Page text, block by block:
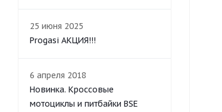
25 июня 2025
Progasi АКЦИЯ!!!
6 апреля 2018
Новинка. Кроссовые
мотоциклы и питбайки BSE